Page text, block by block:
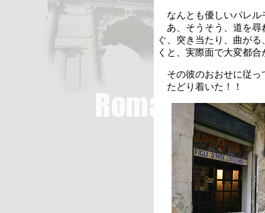
なんとも優しいパレル
あ、そうそう、道を尋
ぐ、突き当たり、曲が
くと、実際面で大変都合
その彼のおおせに従
たどり着いた！！